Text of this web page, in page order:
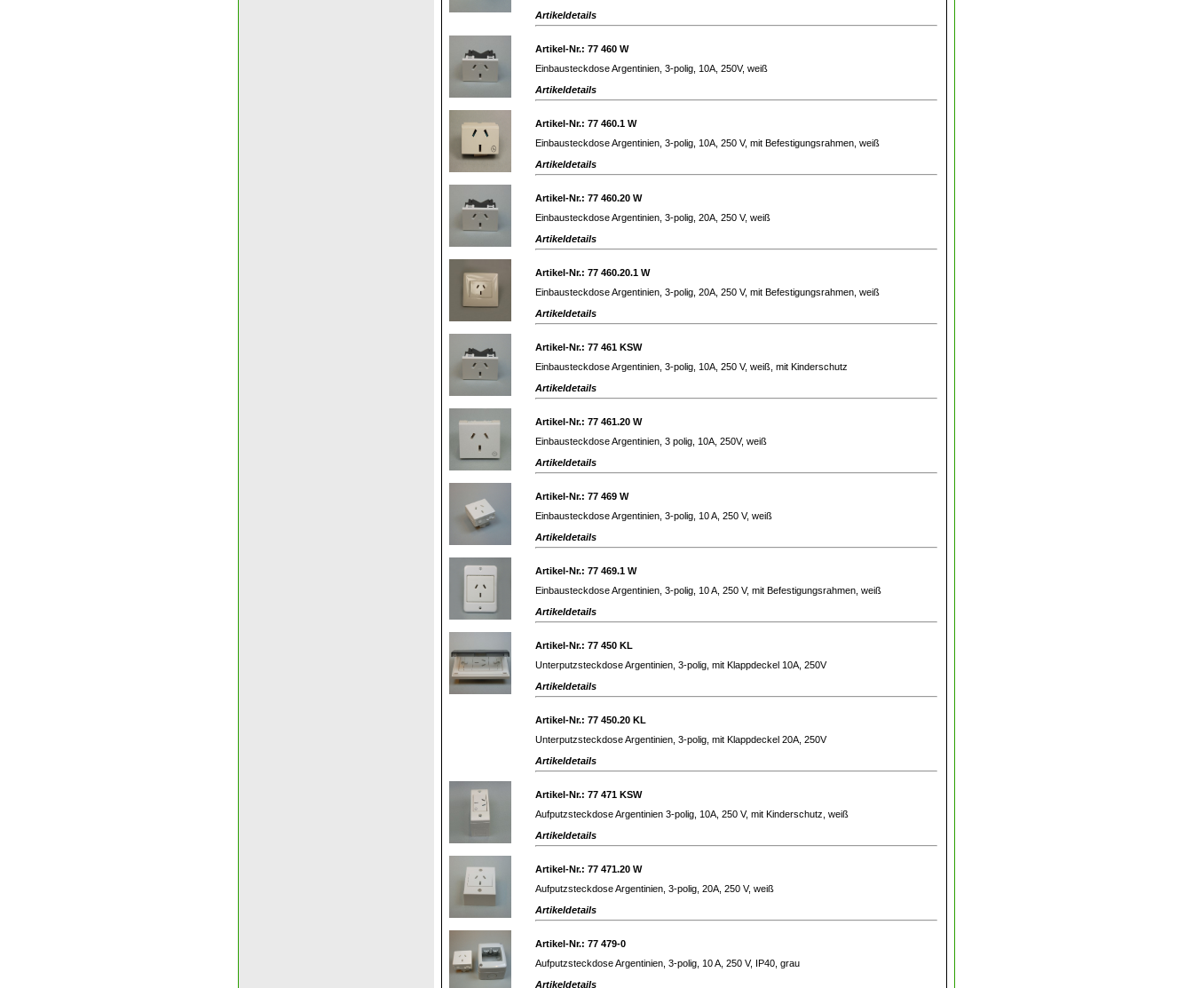
Artikeldetails
Artikel-Nr.: 77 460 W
Einbausteckdose Argentinien, 3-polig, 10A, 250V, weiß
Artikeldetails
Artikel-Nr.: 77 460.1 W
Einbausteckdose Argentinien, 3-polig, 10A, 250 V, mit Befestigungsrahmen, weiß
Artikeldetails
Artikel-Nr.: 77 460.20 W
Einbausteckdose Argentinien, 3-polig, 20A, 250 V, weiß
Artikeldetails
Artikel-Nr.: 77 460.20.1 W
Einbausteckdose Argentinien, 3-polig, 20A, 250 V, mit Befestigungsrahmen, weiß
Artikeldetails
Artikel-Nr.: 77 461 KSW
Einbausteckdose Argentinien, 3-polig, 10A, 250 V, weiß, mit Kinderschutz
Artikeldetails
Artikel-Nr.: 77 461.20 W
Einbausteckdose Argentinien, 3 polig, 10A, 250V, weiß
Artikeldetails
Artikel-Nr.: 77 469 W
Einbausteckdose Argentinien, 3-polig, 10 A, 250 V, weiß
Artikeldetails
Artikel-Nr.: 77 469.1 W
Einbausteckdose Argentinien, 3-polig, 10 A, 250 V, mit Befestigungsrahmen, weiß
Artikeldetails
Artikel-Nr.: 77 450 KL
Unterputzsteckdose Argentinien, 3-polig, mit Klappdeckel 10A, 250V
Artikeldetails
Artikel-Nr.: 77 450.20 KL
Unterputzsteckdose Argentinien, 3-polig, mit Klappdeckel 20A, 250V
Artikeldetails
Artikel-Nr.: 77 471 KSW
Aufputzsteckdose Argentinien 3-polig, 10A, 250 V, mit Kinderschutz, weiß
Artikeldetails
Artikel-Nr.: 77 471.20 W
Aufputzsteckdose Argentinien, 3-polig, 20A, 250 V, weiß
Artikeldetails
Artikel-Nr.: 77 479-0
Aufputzsteckdose Argentinien, 3-polig, 10 A, 250 V, IP40, grau
Artikeldetails